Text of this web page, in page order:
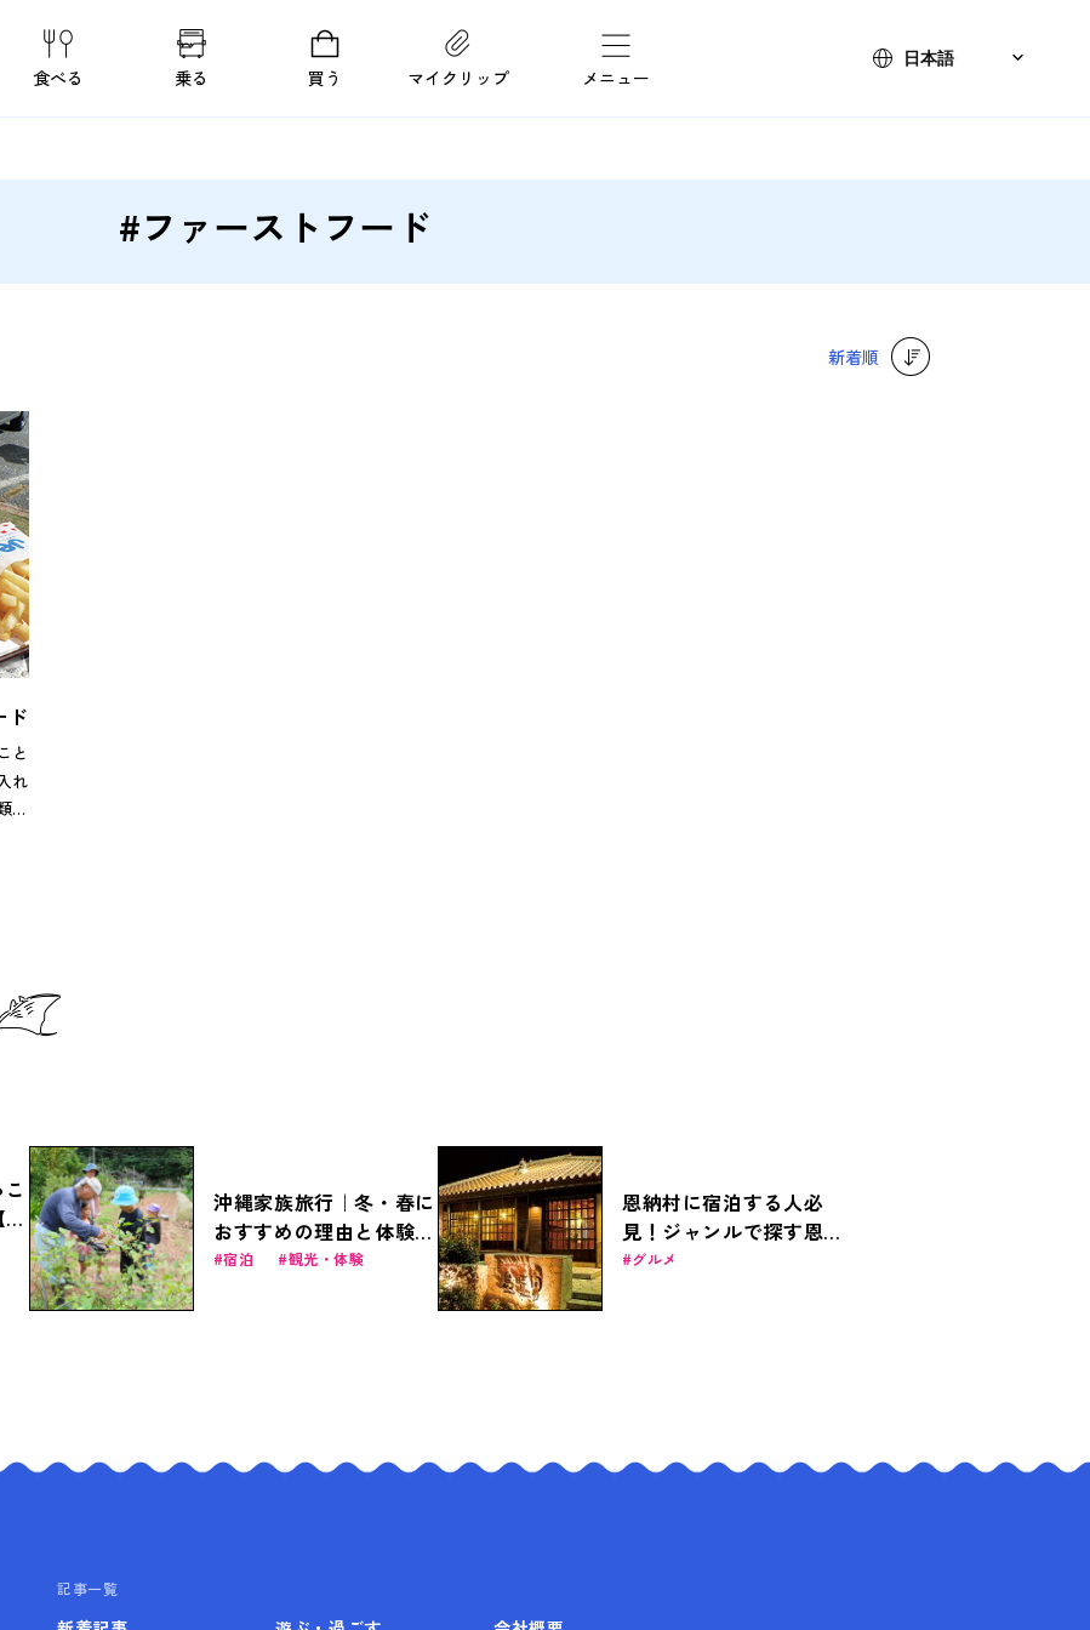
食べる 乗る 買う マイクリップ メニュー
#ファーストフード
新着順
ド
と
れ
は
沖縄家族旅行｜冬・春に
おすすめの理由と体験プ
ラン＆お得なファミリー
宿泊 観光・体験
恩納村に宿泊する人必
見！ジャンルで探す恩納
村のおすすめ居酒屋11選
グルメ
記事一覧